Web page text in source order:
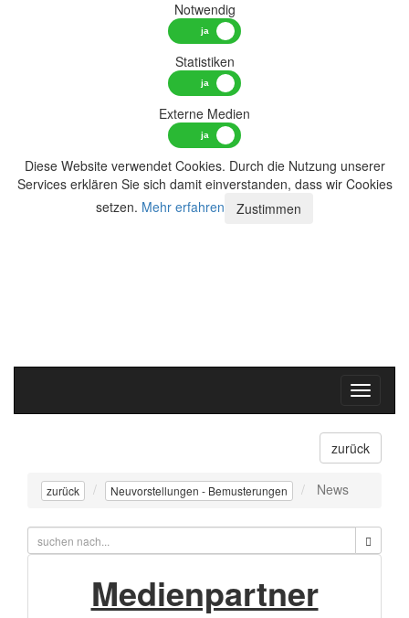
Notwendig
Statistiken
Externe Medien
Diese Website verwendet Cookies. Durch die Nutzung unserer
Services erklären Sie sich damit einverstanden, dass wir Cookies
setzen. Mehr erfahren Zustimmen
Toggle
zurück
zurück Neuvorstellungen - Bemusterungen News
Medienpartner